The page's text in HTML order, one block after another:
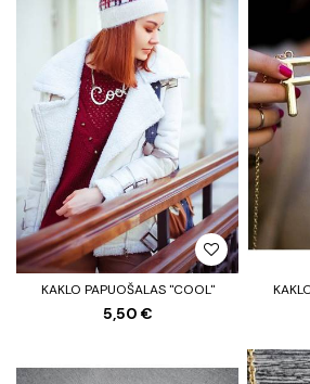
KAKLO PAPUOŠALAS "COOL"
5,50 €